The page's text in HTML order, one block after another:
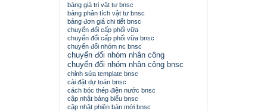
bảng giá trị vật tư bnsc
bảng phân tích vật tư bnsc
bảng đơn giá chi tiết bnsc
chuyển đổi cấp phối vữa
chuyển đổi cấp phối vữa bnsc
chuyển đổi nhóm nc bnsc
chuyển đổi nhóm nhân công
chuyển đổi nhóm nhân công bnsc
chỉnh sửa template bnsc
cài đặt dự toán bnsc
cách bóc thép điện nước bnsc
cập nhật bảng biểu bnsc
cập nhật phiên bản mới bnsc